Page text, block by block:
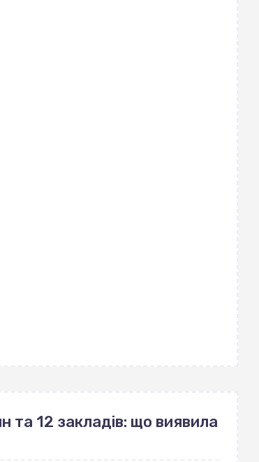
та 12 закладів: що виявила